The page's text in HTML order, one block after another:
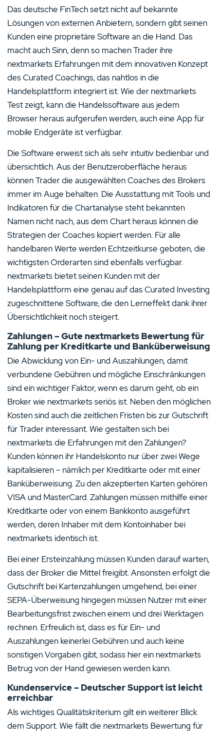
Das deutsche FinTech setzt nicht auf bekannte
Lösungen von externen Anbietern, sondern gibt seinen
Kunden eine proprietäre Software an die Hand. Das
macht auch Sinn, denn so machen Trader ihre
nextmarkets Erfahrungen mit dem innovativen Konzept
des Curated Coachings, das nahtlos in die
Handelsplattform integriert ist. Wie der nextmarkets
Test zeigt, kann die Handelssoftware aus jedem
Browser heraus aufgerufen werden, auch eine App für
mobile Endgeräte ist verfügbar.
Die Software erweist sich als sehr intuitiv bedienbar und
übersichtlich. Aus der Benutzeroberfläche heraus
können Trader die ausgewählten Coaches des Brokers
immer im Auge behalten. Die Ausstattung mit Tools und
Indikatoren für die Chartanalyse steht bekannten
Namen nicht nach, aus dem Chart heraus können die
Strategien der Coaches kopiert werden. Für alle
handelbaren Werte werden Echtzeitkurse geboten, die
wichtigsten Orderarten sind ebenfalls verfügbar.
nextmarkets bietet seinen Kunden mit der
Handelsplattform eine genau auf das Curated Investing
zugeschnittene Software, die den Lerneffekt dank ihrer
Übersichtlichkeit noch steigert.
Zahlungen – Gute nextmarkets Bewertung für
Zahlung per Kreditkarte und Banküberweisung
Die Abwicklung von Ein- und Auszahlungen, damit
verbundene Gebühren und mögliche Einschränkungen
sind ein wichtiger Faktor, wenn es darum geht, ob ein
Broker wie nextmarkets seriös ist. Neben den möglichen
Kosten sind auch die zeitlichen Fristen bis zur Gutschrift
für Trader interessant. Wie gestalten sich bei
nextmarkets die Erfahrungen mit den Zahlungen?
Kunden können ihr Handelskonto nur über zwei Wege
kapitalisieren – nämlich per Kreditkarte oder mit einer
Banküberweisung. Zu den akzeptierten Karten gehören
VISA und MasterCard. Zahlungen müssen mithilfe einer
Kreditkarte oder von einem Bankkonto ausgeführt
werden, deren Inhaber mit dem Kontoinhaber bei
nextmarkets identisch ist.
Bei einer Ersteinzahlung müssen Kunden darauf warten,
dass der Broker die Mittel freigibt. Ansonsten erfolgt die
Gutschrift bei Kartenzahlungen umgehend, bei einer
SEPA-Überweisung hingegen müssen Nutzer mit einer
Bearbeitungsfrist zwischen einem und drei Werktagen
rechnen. Erfreulich ist, dass es für Ein- und
Auszahlungen keinerlei Gebühren und auch keine
sonstigen Vorgaben gibt, sodass hier ein nextmarkets
Betrug von der Hand gewiesen werden kann.
Kundenservice – Deutscher Support ist leicht
erreichbar
Als wichtiges Qualitätskriterium gilt ein weiterer Blick
dem Support. Wie fällt die nextmarkets Bewertung für